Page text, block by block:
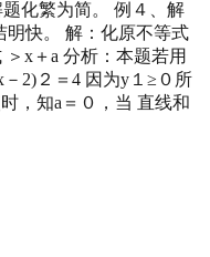
化繁为简。 例４、解
明快。 解：化原不等式
＋a 分析：本题若用
２＝4 因为y１≥０所
，知a＝０，当 直线和